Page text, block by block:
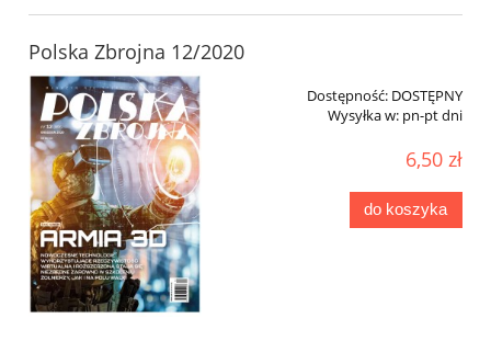
Polska Zbrojna 12/2020
Dostępność: DOSTĘPNY
Wysyłka w: pn-pt dni
6,50 zł
do koszyka